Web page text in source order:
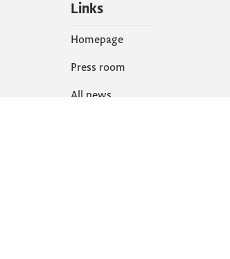
Links
Homepage
Press room
All news